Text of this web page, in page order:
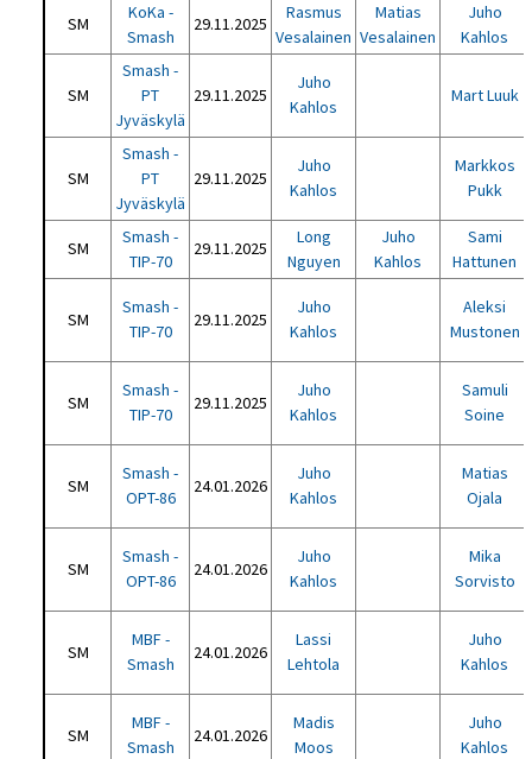
SM
KoKa -
Smash
29.11.2025
Rasmus
Vesalainen
Matias
Vesalainen
Juho
Kahlos
SM
Smash -
PT
Jyväskylä
29.11.2025
Juho
Kahlos
Mart Luuk
SM
Smash -
PT
Jyväskylä
29.11.2025
Juho
Kahlos
Markkos
Pukk
SM
Smash -
TIP-70
29.11.2025
Long
Nguyen
Juho
Kahlos
Sami
Hattunen
SM
Smash -
TIP-70
29.11.2025
Juho
Kahlos
Aleksi
Mustonen
SM
Smash -
TIP-70
29.11.2025
Juho
Kahlos
Samuli
Soine
SM
Smash -
OPT-86
24.01.2026
Juho
Kahlos
Matias
Ojala
SM
Smash -
OPT-86
24.01.2026
Juho
Kahlos
Mika
Sorvisto
SM
MBF -
Smash
24.01.2026
Lassi
Lehtola
Juho
Kahlos
SM
MBF -
Smash
24.01.2026
Madis
Moos
Juho
Kahlos